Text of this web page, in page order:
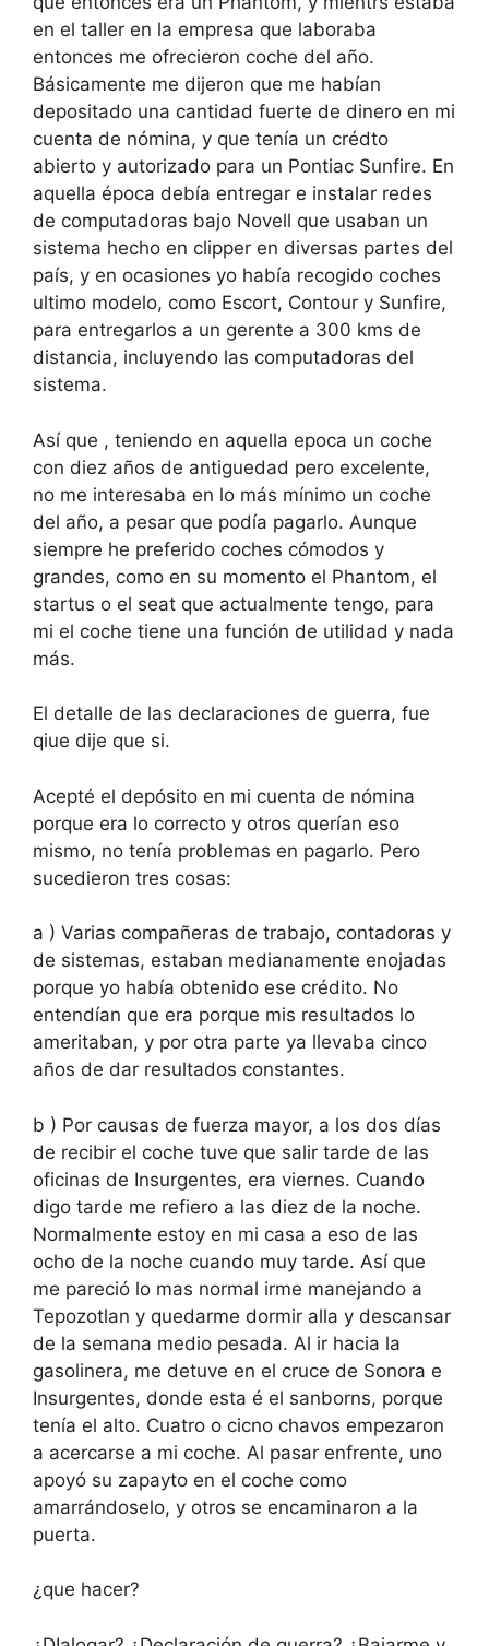
en el taller en la empresa que laboraba
entonces me ofrecieron coche del año.
Básicamente me dijeron que me habían
depositado una cantidad fuerte de dinero en mi
cuenta de nómina, y que tenía un crédto
abierto y autorizado para un Pontiac Sunfire. En
aquella época debía entregar e instalar redes
de computadoras bajo Novell que usaban un
sistema hecho en clipper en diversas partes del
país, y en ocasiones yo había recogido coches
ultimo modelo, como Escort, Contour y Sunfire,
para entregarlos a un gerente a 300 kms de
distancia, incluyendo las computadoras del
sistema.
Así que , teniendo en aquella epoca un coche
con diez años de antiguedad pero excelente,
no me interesaba en lo más mínimo un coche
del año, a pesar que podía pagarlo. Aunque
siempre he preferido coches cómodos y
grandes, como en su momento el Phantom, el
startus o el seat que actualmente tengo, para
mi el coche tiene una función de utilidad y nada
más.
El detalle de las declaraciones de guerra, fue
qiue dije que si.
Acepté el depósito en mi cuenta de nómina
porque era lo correcto y otros querían eso
mismo, no tenía problemas en pagarlo. Pero
sucedieron tres cosas:
a ) Varias compañeras de trabajo, contadoras y
de sistemas, estaban medianamente enojadas
porque yo había obtenido ese crédito. No
entendían que era porque mis resultados lo
ameritaban, y por otra parte ya llevaba cinco
años de dar resultados constantes.
b ) Por causas de fuerza mayor, a los dos días
de recibir el coche tuve que salir tarde de las
oficinas de Insurgentes, era viernes. Cuando
digo tarde me refiero a las diez de la noche.
Normalmente estoy en mi casa a eso de las
ocho de la noche cuando muy tarde. Así que
me pareció lo mas normal irme manejando a
Tepozotlan y quedarme dormir alla y descansar
de la semana medio pesada. Al ir hacia la
gasolinera, me detuve en el cruce de Sonora e
Insurgentes, donde esta é el sanborns, porque
tenía el alto. Cuatro o cicno chavos empezaron
a acercarse a mi coche. Al pasar enfrente, uno
apoyó su zapayto en el coche como
amarrándoselo, y otros se encaminaron a la
puerta.
¿que hacer?